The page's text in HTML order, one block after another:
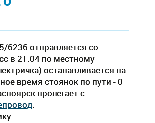
6236 отправляется со
в 21.04 по местному
останавливается на
время стоянок по пути - 0
пролегает c
.